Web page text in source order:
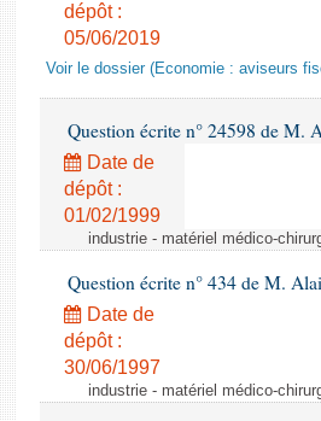
dépôt :
05/06/2019
Voir le dossier (Economie : aviseurs
Question écrite n° 24598 de M.
Date de
dépôt :
01/02/1999
industrie - matériel médico-
Question écrite n° 434 de M.
Date de
dépôt :
30/06/1997
industrie - matériel médico-